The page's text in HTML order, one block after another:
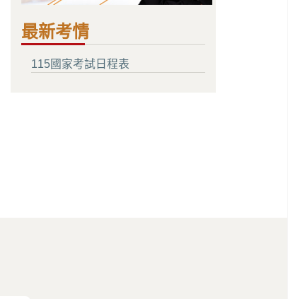
最新考情
115國家考試日程表